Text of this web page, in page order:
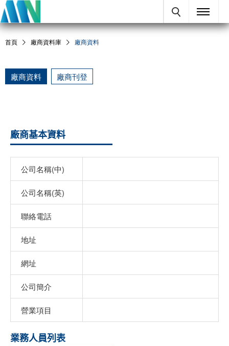
首頁 廠商資料庫 廠商資料
廠商資料 廠商刊登
廠商基本資料
公司名稱(中)
公司名稱(英)
聯絡電話
地址
網址
公司簡介
營業項目
業務人員列表